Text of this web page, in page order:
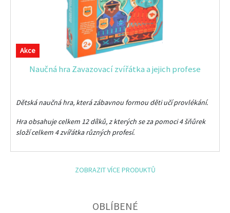
Akce
Naučná hra Zavazovací zvířátka a jejich profese
Dětská naučná hra, která zábavnou formou děti učí provlékání.
Hra obsahuje celkem 12 dílků, z kterých se za pomoci 4 šňůrek
složí celkem 4 zvířátka různých profesí.
ZOBRAZIT VÍCE PRODUKTŮ
OBLÍBENÉ